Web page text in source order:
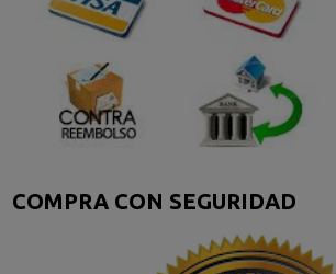
COMPRA CON SEGURIDAD